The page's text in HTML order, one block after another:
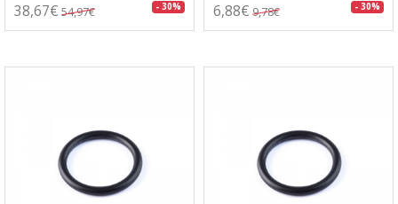
38,67€ 54,97€ - 30% 6,88€ 9,78€ - 30%